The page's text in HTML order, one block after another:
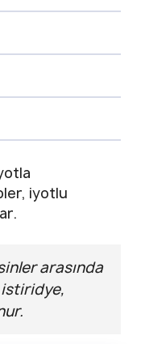
iyotlu
arasında
istiridye,